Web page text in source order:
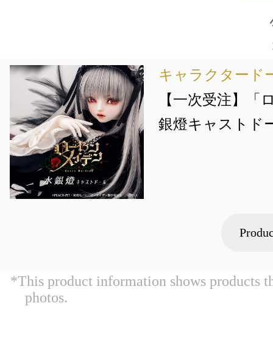
キャラクタード
【一次受注】「
銀燈キャストド
*This product information shows products
photos.